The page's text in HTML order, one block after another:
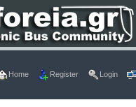
Home Register Login